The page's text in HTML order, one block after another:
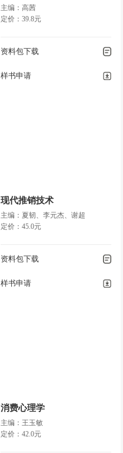
主编：高茜
定价：39.8元
资料包下载
样书申请
现代推销技术
主编：夏韧、李元杰、谢超
定价：45.0元
资料包下载
样书申请
消费心理学
主编：王玉敏
定价：42.0元